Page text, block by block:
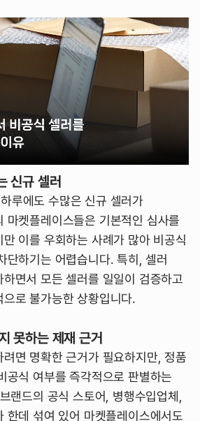
신규 셀러
루에도 수많은 신규 셀러가
마켓플레이스들은 기본적인 심사를
이를 우회하는 사례가 많아 비공식
단하기는 어렵습니다. 특히, 셀러
면서 모든 셀러를 일일이 검증하고
로 불가능한 상황입니다.
못하는 제재 근거
면 명확한 근거가 필요하지만, 정품
공식 여부를 즉각적으로 판별하는
랜드의 공식 스토어, 병행수입업체,
한데 섞여 있어 마켓플레이스에서도